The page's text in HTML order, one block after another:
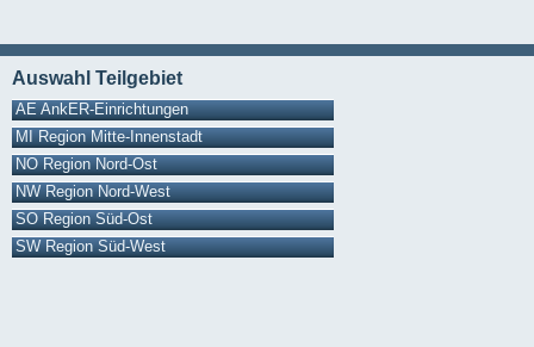
Auswahl Teilgebiet
AE AnkER-Einrichtungen
MI Region Mitte-Innenstadt
NO Region Nord-Ost
NW Region Nord-West
SO Region Süd-Ost
SW Region Süd-West